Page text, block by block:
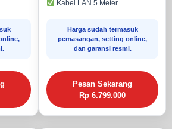
Kabel LAN 5 Meter
Harga sudah termasuk
pemasangan, setting online,
dan garansi resmi.
Pesan Sekarang
Rp 6.799.000